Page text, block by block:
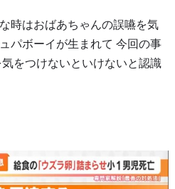
時はおばあちゃんの誤嚥を気
パボーイが生まれて 今回の事
をつけないといけないと認識